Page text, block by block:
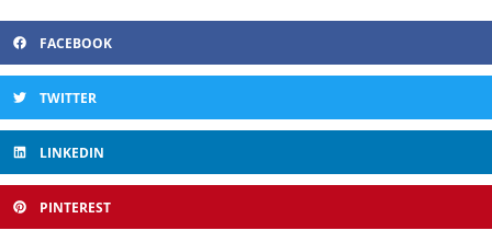
FACEBOOK
TWITTER
LINKEDIN
PINTEREST